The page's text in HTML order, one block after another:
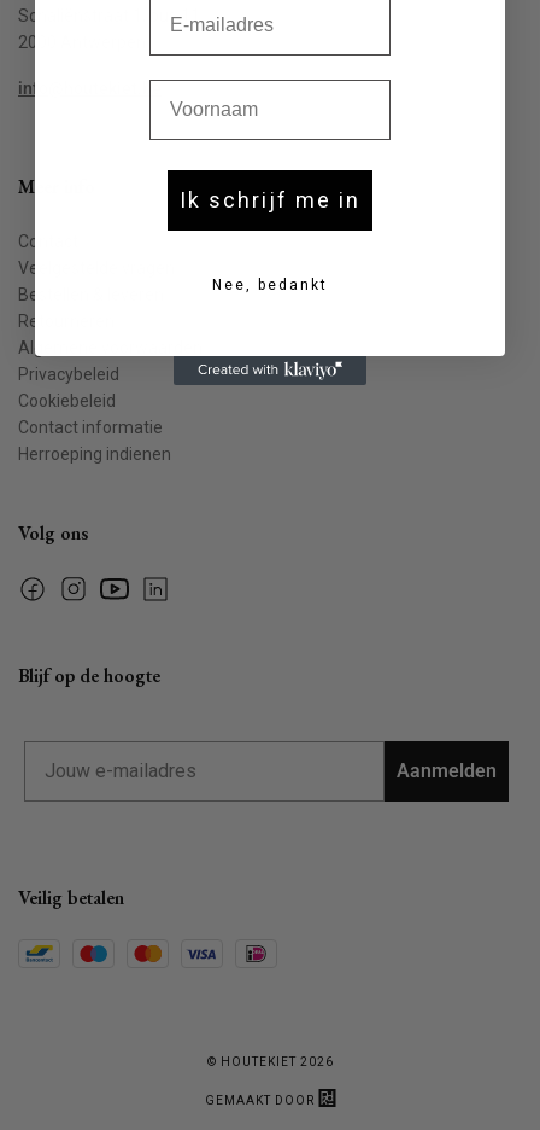
Schaliënstraat 1, bus 11
2000 Antwerpen
info@houtekiet.be
Meer info
Contact
Veelgestelde vragen
Bestellen & leveren
Retourneren
Algemene voorwaarden
Privacybeleid
Cookiebeleid
Contact informatie
Herroeping indienen
Volg ons
FacebookInstagramYouTubeLinkedin
Blijf op de hoogte
Aanmelden
Veilig betalen
© HOUTEKIET 2026
GEMAAKT DOOR
Ik schrijf me in
Nee, bedankt